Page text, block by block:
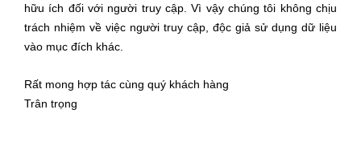
hữu ích đối với người truy cập. Vì vậy chúng tôi không chịu
trách nhiệm về việc người truy cập, độc giả sử dụng dữ liệu
vào mục đích khác.
Rất mong hợp tác cùng quý khách hàng
Trân trọng